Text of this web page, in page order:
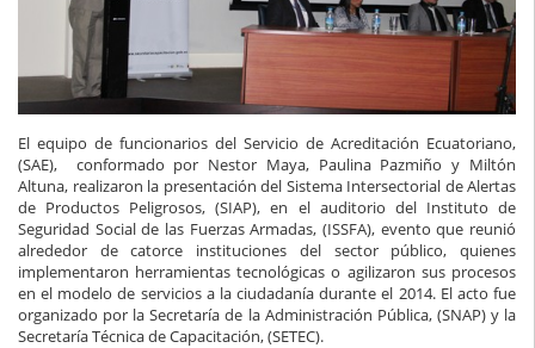
El equipo de funcionarios del Servicio de Acreditación Ecuatoriano,
(SAE), conformado por Nestor Maya, Paulina Pazmiño y Miltón
Altuna, realizaron la presentación del Sistema Intersectorial de Alertas
de Productos Peligrosos, (SIAP), en el auditorio del Instituto de
Seguridad Social de las Fuerzas Armadas, (ISSFA), evento que reunió
alrededor de catorce instituciones del sector público, quienes
implementaron herramientas tecnológicas o agilizaron sus procesos
en el modelo de servicios a la ciudadanía durante el 2014. El acto fue
organizado por la Secretaría de la Administración Pública, (SNAP) y la
Secretaría Técnica de Capacitación, (SETEC).